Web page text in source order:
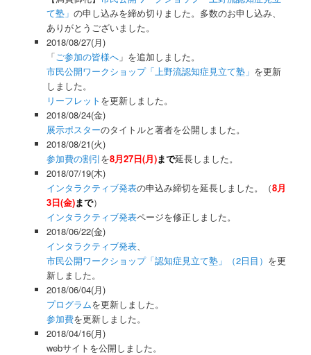
て塾」 の申し込みを締め切りました。多数のお申し込み、
ありがとうございました。
2018/08/27(月)
「ご参加の皆様へ」を追加しました。
市民公開ワークショップ「上野流認知症見立て塾」 を更新
しました。
リーフレット を更新しました。
2018/08/24(金)
展示ポスターのタイトルと著者を公開しました。
2018/08/21(火)
参加費の割引を8月27日(月)まで延長しました。
2018/07/19(木)
インタラクティブ発表の申込み締切を延長しました。（8月
3日(金)まで）
インタラクティブ発表ページを修正しました。
2018/06/22(金)
インタラクティブ発表、
市民公開ワークショップ「認知症見立て塾」（2日目） を更
新しました。
2018/06/04(月)
プログラムを更新しました。
参加費を更新しました。
2018/04/16(月)
webサイトを公開しました。